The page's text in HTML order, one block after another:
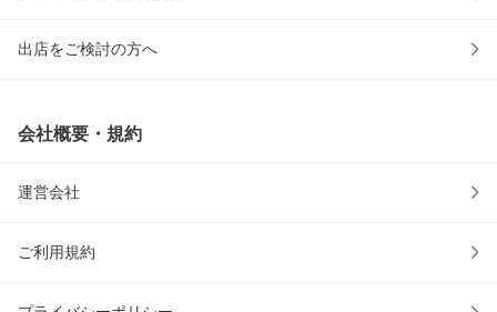
出店をご検討の方へ
会社概要・規約
運営会社
ご利用規約